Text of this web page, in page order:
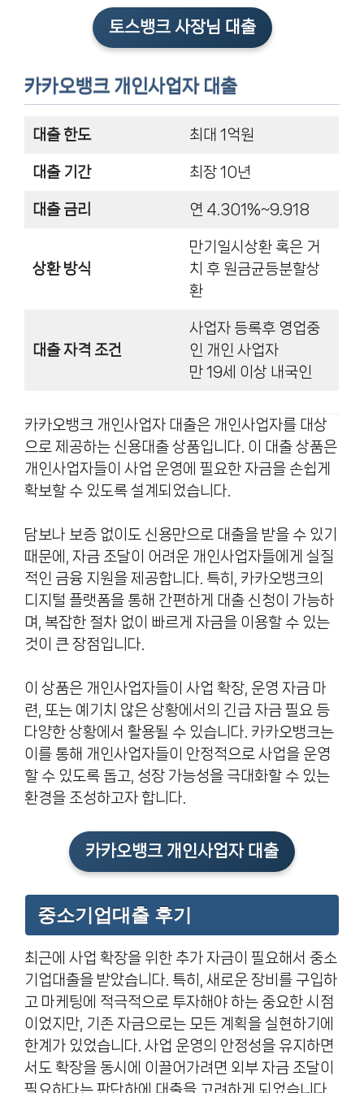
토스뱅크 사장님 대출
카카오뱅크 개인사업자 대출
대출 한도 최대 1억원
대출 기간 최장 10년
대출 금리 연 4.301%~9.918
상환 방식
만기일시상환 혹은 거
치 후 원금균등분할상
환
대출 자격 조건
사업자 등록후 영업중
인 개인 사업자
만 19세 이상 내국인
카카오뱅크 개인사업자 대출은 개인사업자를 대상
으로 제공하는 신용대출 상품입니다. 이 대출 상품은
개인사업자들이 사업 운영에 필요한 자금을 손쉽게
확보할 수 있도록 설계되었습니다.
담보나 보증 없이도 신용만으로 대출을 받을 수 있기
때문에, 자금 조달이 어려운 개인사업자들에게 실질
적인 금융 지원을 제공합니다. 특히, 카카오뱅크의
디지털 플랫폼을 통해 간편하게 대출 신청이 가능하
며, 복잡한 절차 없이 빠르게 자금을 이용할 수 있는
것이 큰 장점입니다.
이 상품은 개인사업자들이 사업 확장, 운영 자금 마
련, 또는 예기치 않은 상황에서의 긴급 자금 필요 등
다양한 상황에서 활용될 수 있습니다. 카카오뱅크는
이를 통해 개인사업자들이 안정적으로 사업을 운영
할 수 있도록 돕고, 성장 가능성을 극대화할 수 있는
환경을 조성하고자 합니다.
카카오뱅크 개인사업자 대출
중소기업대출 후기
최근에 사업 확장을 위한 추가 자금이 필요해서 중소
기업대출을 받았습니다. 특히, 새로운 장비를 구입하
고 마케팅에 적극적으로 투자해야 하는 중요한 시점
이었지만, 기존 자금으로는 모든 계획을 실현하기에
한계가 있었습니다. 사업 운영의 안정성을 유지하면
서도 확장을 동시에 이끌어가려면 외부 자금 조달이